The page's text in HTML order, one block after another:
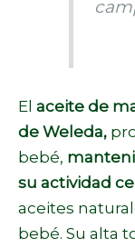
El aceite de
de Weleda,
bebé,
su actividad
aceites
bebé. Su alta